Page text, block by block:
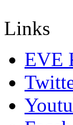
Links
EVE